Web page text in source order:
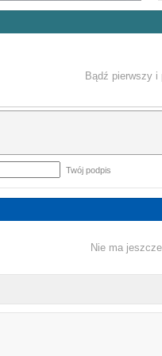
Bądź pierwszy i
Twój podpis
Nie ma